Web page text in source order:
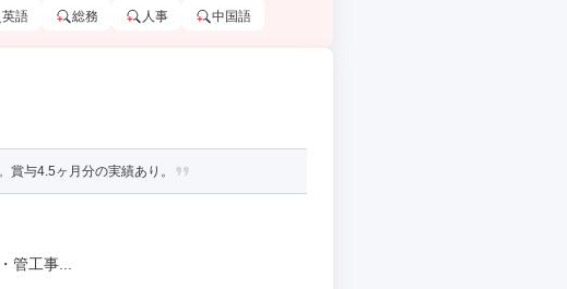
英語 総務 人事 中国語
与4.5ヶ月分の実績あり。
管工事...